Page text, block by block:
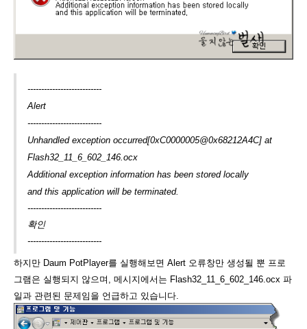
---------------------------
Alert
---------------------------
Unhandled exception occurred[0xC0000005@0x68212A4C] at
Flash32_11_6_602_146.ocx
Additional exception information has been stored locally
and this application will be terminated.
---------------------------
확인
---------------------------
하지만 Daum PotPlayer를 실행해보면 Alert 오류창만 생성될 뿐 프로
그램은 실행되지 않으며, 메시지에서는 Flash32_11_6_602_146.ocx 파
일과 관련된 문제임을 언급하고 있습니다.